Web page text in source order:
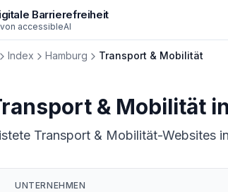
Barrierefreiheit
accessibleAI
Index Hamburg Transport & Mobilität
& Mobilität in
Transport & Mobilität-Websites
UNTERNEHMEN